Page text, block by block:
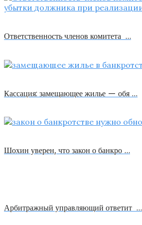
Ответственность членов комитета …
Кассация: замещающее жилье — обя …
Шохин уверен, что закон о банкро …
Арбитражный управляющий ответит …